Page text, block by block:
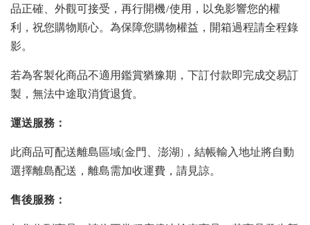
品正確、外觀可接受，再行開機/使用，以免影響您的權
利，祝您購物順心。為保障您購物權益，開箱過程請全程錄
影。
若為客製化商品不適用鑑賞猶豫期，下訂付款即完成交易訂
製，無法中途取消貨退貨。
運送服務：
此商品可配送離島區域(金門、澎湖)，結帳輸入地址將自動
選擇離島配送，離島需加收運費，請見諒。
售後服務：